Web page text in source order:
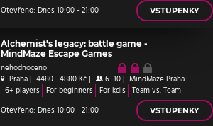
Otevřeno: Dnes 10:00 - 21:00
VSTUPENKY
Alchemist's legacy: battle game -
MindMaze Escape Games
nehodnoceno
Praha| 4480– 4880 Kč| 6–10| MindMaze Praha
6+ players For beginners For kdis Team vs. Team
Otevřeno: Dnes 10:00 - 21:00
VSTUPENKY